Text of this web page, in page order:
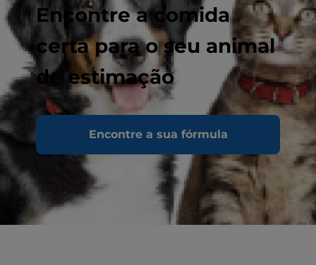
Encontre a comida
certa para o seu animal
de estimação
Encontre a sua fórmula